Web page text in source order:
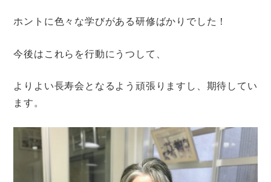
ホントに色々な学びがある研修ばかりでした！
今後はこれらを行動にうつして、
よりよい長寿会となるよう頑張りますし、期待してい
ます。